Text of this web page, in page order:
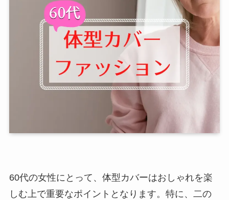
60代の女性にとって、体型カバーはおしゃれを楽
しむ上で重要なポイントとなります。特に、二の